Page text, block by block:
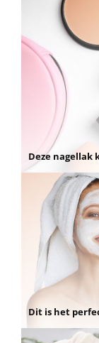
Deze nagellak
Dit is het